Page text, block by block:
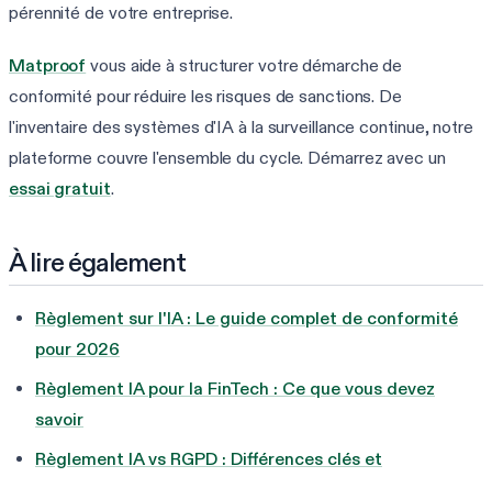
pérennité de votre entreprise.
Matproof vous aide à structurer votre démarche de
conformité pour réduire les risques de sanctions. De
l'inventaire des systèmes d'IA à la surveillance continue, notre
plateforme couvre l'ensemble du cycle. Démarrez avec un
essai gratuit.
À lire également
Règlement sur l'IA : Le guide complet de conformité
pour 2026
Règlement IA pour la FinTech : Ce que vous devez
savoir
Règlement IA vs RGPD : Différences clés et